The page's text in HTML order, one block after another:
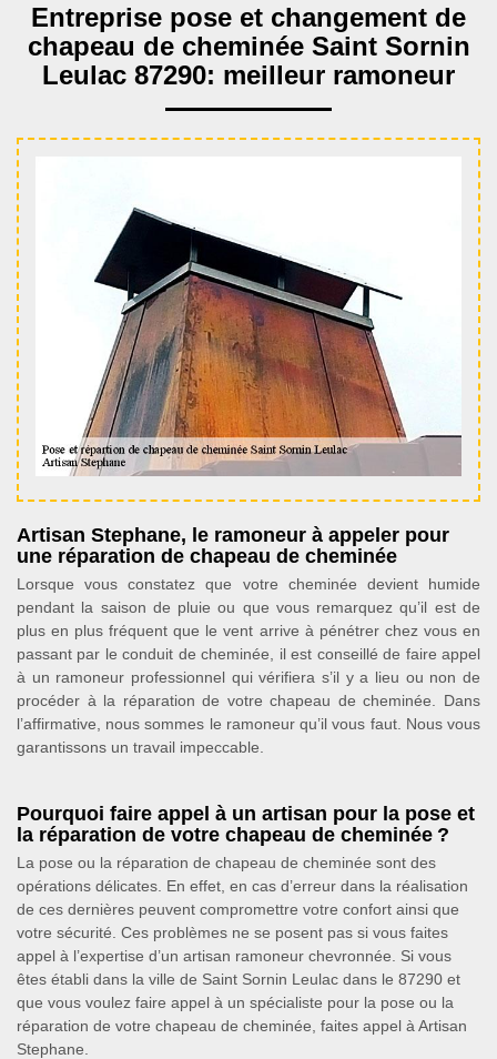
Entreprise pose et changement de
chapeau de cheminée Saint Sornin
Leulac 87290: meilleur ramoneur
Artisan Stephane, le ramoneur à appeler pour
une réparation de chapeau de cheminée
Lorsque vous constatez que votre cheminée devient humide
pendant la saison de pluie ou que vous remarquez qu’il est de
plus en plus fréquent que le vent arrive à pénétrer chez vous en
passant par le conduit de cheminée, il est conseillé de faire appel
à un ramoneur professionnel qui vérifiera s’il y a lieu ou non de
procéder à la réparation de votre chapeau de cheminée. Dans
l’affirmative, nous sommes le ramoneur qu’il vous faut. Nous vous
garantissons un travail impeccable.
Pourquoi faire appel à un artisan pour la pose et
la réparation de votre chapeau de cheminée ?
La pose ou la réparation de chapeau de cheminée sont des
opérations délicates. En effet, en cas d’erreur dans la réalisation
de ces dernières peuvent compromettre votre confort ainsi que
votre sécurité. Ces problèmes ne se posent pas si vous faites
appel à l’expertise d’un artisan ramoneur chevronnée. Si vous
êtes établi dans la ville de Saint Sornin Leulac dans le 87290 et
que vous voulez faire appel à un spécialiste pour la pose ou la
réparation de votre chapeau de cheminée, faites appel à Artisan
Stephane.